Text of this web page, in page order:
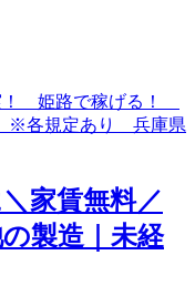
家賃無料／
製造｜未経